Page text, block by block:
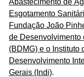
Abastecimento de
Esgotamento
Fundação João
de Desenvolvimento
(BDMG) e o Instituto
Desenvolvimento
Gerais (Indi).